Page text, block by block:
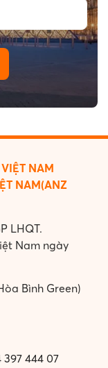
NAM
NAM(ANZ
LHQT.
Nam ngày
Bình Green)
397 444 07